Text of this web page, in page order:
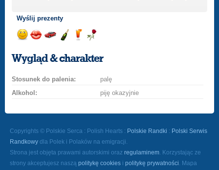
Wyślij prezenty
uśmiech
buziakasamochodem
szampana
drinka
różę
Wygląd & charakter
Stosunek do palenia:
palę
Alkohol:
piję okazyjnie
Copyrights © Polskie Serca : Polish Hearts : Polskie Randki : Polski Serwis
Randkowy dla Polek i Polaków na emigracji.
Strona jest objęta prawami autorskimi oraz regulaminem. Korzystając ze
strony akceptujesz naszą politykę cookies i politykę prywatności. Mapa